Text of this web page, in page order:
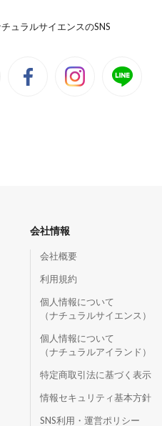
ュラルサイエンスのSNS
会社情報
会社概要
利用規約
個人情報について
（ナチュラルサイエンス）
個人情報について
（ナチュラルアイランド）
特定商取引法に基づく表示
情報セキュリティ基本方針
SNS利用・運営ポリシー